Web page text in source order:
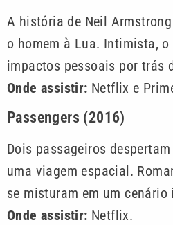
A história de Neil
o homem à Lua. Intimista,
impactos pessoais por trás
Onde assistir: Netflix e
Passengers (2016)
Dois passageiros
uma viagem espacial.
se misturam em um cenário
Onde assistir: Netflix.